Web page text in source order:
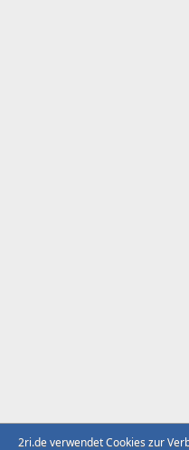
2ri.de verwendet Cookies zur